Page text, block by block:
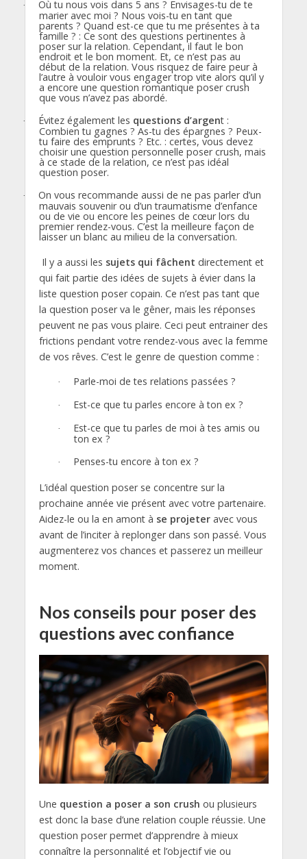
·
Où tu nous vois dans 5 ans ? Envisages-tu de te
marier avec moi ? Nous vois-tu en tant que
parents ? Quand est-ce que tu me présentes à ta
famille ? : Ce sont des questions pertinentes à
poser sur la relation. Cependant, il faut le bon
endroit et le bon moment. Et, ce n’est pas au
début de la relation. Vous risquez de faire peur à
l’autre à vouloir vous engager trop vite alors qu’il y
a encore une question romantique poser crush
que vous n’avez pas abordé.
· Évitez également les questions d’argent :
Combien tu gagnes ? As-tu des épargnes ? Peux-
tu faire des emprunts ? Etc. : certes, vous devez
choisir une question personnelle poser crush, mais
à ce stade de la relation, ce n’est pas idéal
question poser.
·
On vous recommande aussi de ne pas parler d’un
mauvais souvenir ou d’un traumatisme d’enfance
ou de vie ou encore les peines de cœur lors du
premier rendez-vous. C’est la meilleure façon de
laisser un blanc au milieu de la conversation.
Il y a aussi les sujets qui fâchent directement et
qui fait partie des idées de sujets à évier dans la
liste question poser copain. Ce n’est pas tant que
la question poser va le gêner, mais les réponses
peuvent ne pas vous plaire. Ceci peut entrainer des
frictions pendant votre rendez-vous avec la femme
de vos rêves. C’est le genre de question comme :
· Parle-moi de tes relations passées ?
· Est-ce que tu parles encore à ton ex ?
·
Est-ce que tu parles de moi à tes amis ou
ton ex ?
·
Penses-tu encore à ton ex ?
L’idéal question poser se concentre sur la
prochaine année vie présent avec votre partenaire.
Aidez-le ou la en amont à se projeter avec vous
avant de l’inciter à replonger dans son passé. Vous
augmenterez vos chances et passerez un meilleur
moment.
Nos conseils pour poser des
questions avec confiance
Une question a poser a son crush ou plusieurs
est donc la base d’une relation couple réussie. Une
question poser permet d’apprendre à mieux
connaître la personnalité et l’objectif vie ou